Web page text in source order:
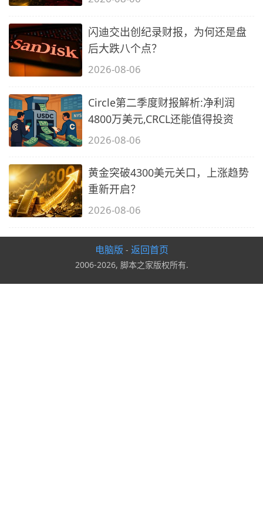
闪迪交出创纪录财报，为何还是盘
后大跌八个点？
2026-08-06
Circle第二季度财报解析:净利润
4800万美元,CRCL还能值得投资
2026-08-06
黄金突破4300美元关口，上涨趋势
重新开启？
2026-08-06
电脑版 - 返回首页
2006-2026, 脚本之家版权所有.